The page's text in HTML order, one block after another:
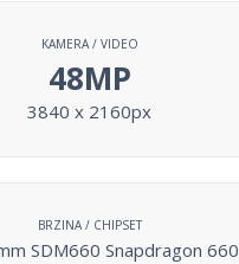
KAMERA / VIDEO
48MP
3840 x 2160px
BRZINA / CHIPSET
SDM660 Snapdragon 660